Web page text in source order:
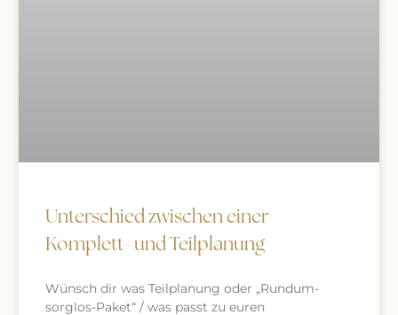
Unterschied zwischen einer
Komplett- und Teilplanung
Wünsch dir was Teilplanung oder „Rundum-
sorglos-Paket“ / was passt zu euren